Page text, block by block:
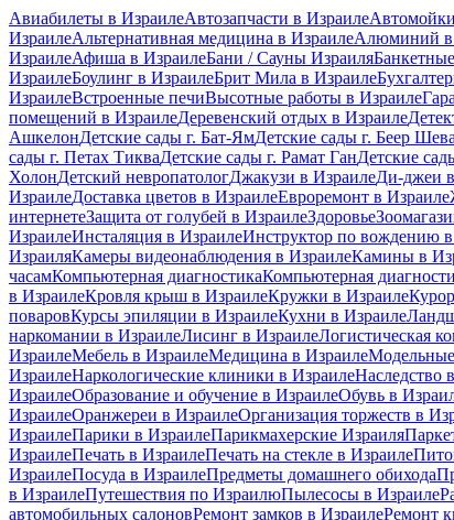
Авиабилеты в ИзраилеАвтозапчасти в Израиле
ИзраилеАльтернативная медицина в ИзраилеАлюминий в
ИзраилеАфиша в ИзраилеБани / Сауны Израиля
ИзраилеБоулинг в ИзраилеБрит Мила в Израиле
ИзраилеВстроенные печиВысотные работы в Израиле
помещений в ИзраилеДеревенский отдых в Израиле
АшкелонДетские сады г. Бат-ЯмДетские сады г. Беер Шева
сады г. Петах ТикваДетские сады г. Рамат ГанДетские
ХолонДетский невропатологДжакузи в ИзраилеДи-джеи
ИзраилеДоставка цветов в ИзраилеЕвроремонт в Израиле
интернетеЗащита от голубей в ИзраилеЗдоровье
ИзраилеИнсталяция в ИзраилеИнструктор по вождению
ИзраиляКамеры видеонаблюдения в ИзраилеКамины в
часамКомпьютерная диагностикаКомпьютерная
в ИзраилеКровля крыш в ИзраилеКружки в Израиле
поваровКурсы эпиляции в ИзраилеКухни в Израиле
наркомании в ИзраилеЛисинг в ИзраилеЛогистическая
ИзраилеМебель в ИзраилеМедицина в ИзраилеМодельные
ИзраилеНаркологические клиники в ИзраилеНаследство
ИзраилеОбразование и обучение в ИзраилеОбувь в
ИзраилеОранжереи в ИзраилеОрганизация торжеств в
ИзраилеПарики в ИзраилеПарикмахерские Израиля
ИзраилеПечать в ИзраилеПечать на стекле в Израиле
ИзраилеПосуда в ИзраилеПредметы домашнего обихода
в ИзраилеПутешествия по ИзраилюПылесосы в Израиле
автомобильных салоновРемонт замков в ИзраилеРемонт